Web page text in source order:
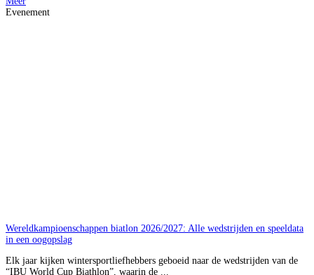
Evenement
Wereldkampioenschappen biatlon 2026/2027: Alle wedstrijden en speeldata
in een oogopslag
Elk jaar kijken wintersportliefhebbers geboeid naar de wedstrijden van de
“IBU World Cup Biathlon”, waarin de ...